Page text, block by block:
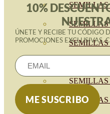
SEMILLAS
SEMILLAS
SEMILLAS
10%
ÚNETE Y RECIBE TU CÓDIGO
PROMOCIONES EXCLUSIVAS.